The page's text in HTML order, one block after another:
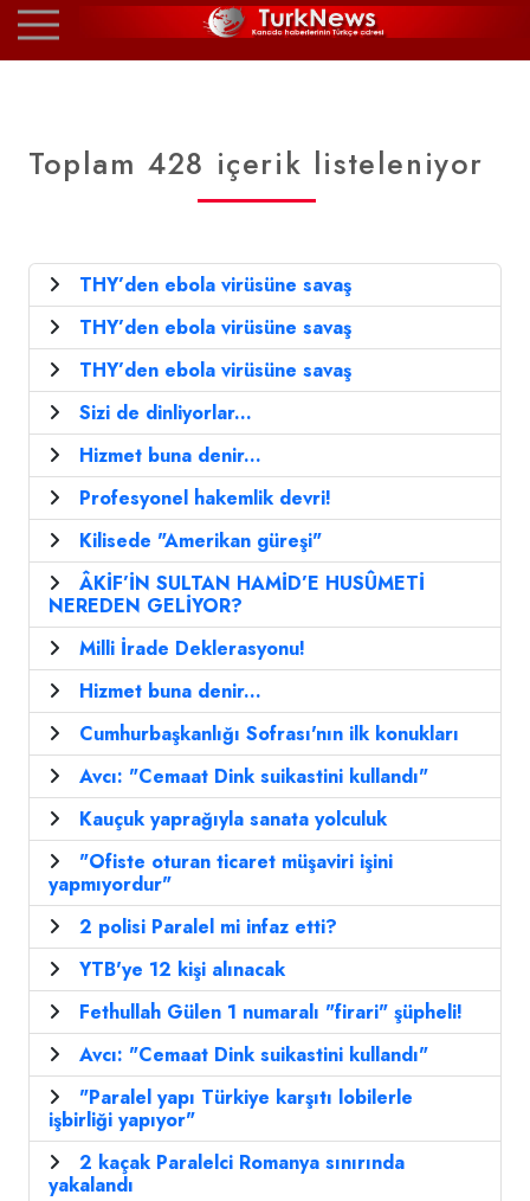
Toplam 428 içerik listeleniyor
THY’den ebola virüsüne savaş
THY’den ebola virüsüne savaş
THY’den ebola virüsüne savaş
Sizi de dinliyorlar...
Hizmet buna denir...
Profesyonel hakemlik devri!
Kilisede "Amerikan güreşi"
ÂKİF’İN SULTAN HAMİD’E HUSÛMETİ
NEREDEN GELİYOR?
Milli İrade Deklerasyonu!
Hizmet buna denir...
Cumhurbaşkanlığı Sofrası'nın ilk konukları
Avcı: "Cemaat Dink suikastini kullandı"
Kauçuk yaprağıyla sanata yolculuk
"Ofiste oturan ticaret müşaviri işini
yapmıyordur"
2 polisi Paralel mi infaz etti?
YTB'ye 12 kişi alınacak
Fethullah Gülen 1 numaralı "firari" şüpheli!
Avcı: "Cemaat Dink suikastini kullandı"
"Paralel yapı Türkiye karşıtı lobilerle
işbirliği yapıyor"
2 kaçak Paralelci Romanya sınırında
yakalandı